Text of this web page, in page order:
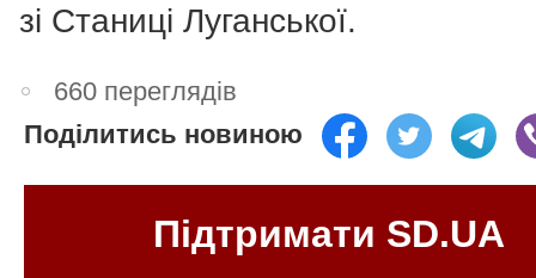
зі Станиці Луганської.
660 переглядів
Поділитись новиною
Підтримати SD.UA